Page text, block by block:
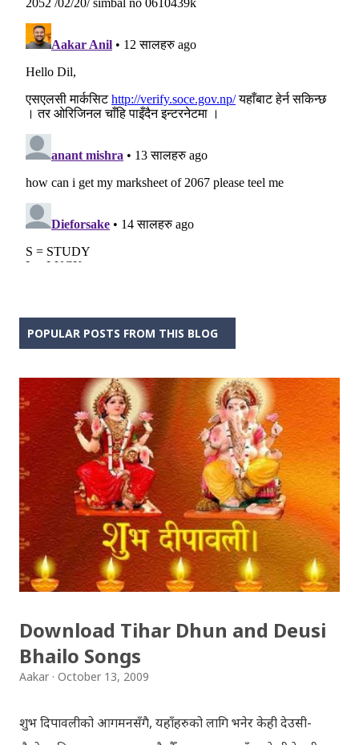
POPULAR POSTS FROM THIS BLOG
Download Tihar Dhun and Deusi
Bhailo Songs
Aakar October 13, 2009
शुभ दिपावलीको आगमनसँगै, यहाँहरुको लागि भनेर केही देउसी-